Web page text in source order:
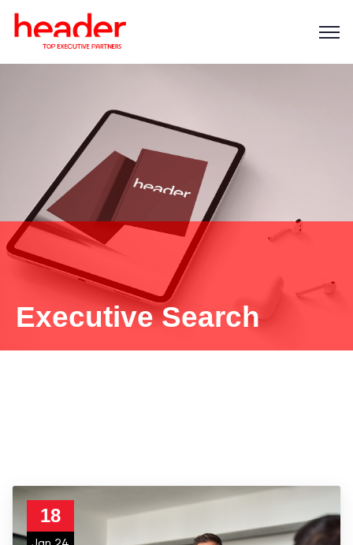
Executive Search
18